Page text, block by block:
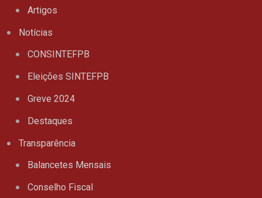
Artigos
Notícias
CONSINTEFPB
Eleições SINTEFPB
Greve 2024
Destaques
Transparência
Balancetes Mensais
Conselho Fiscal